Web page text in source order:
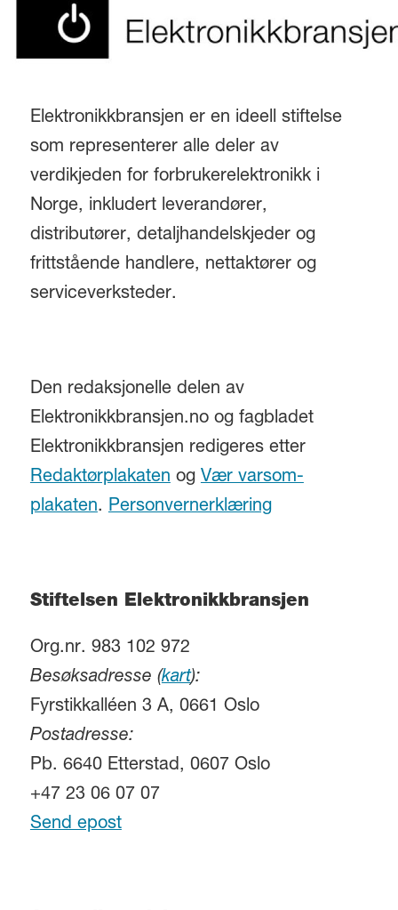
Elektronikkbransjen er en ideell stiftelse
som representerer alle deler av
verdikjeden for forbrukerelektronikk i
Norge, inkludert leverandører,
distributører, detaljhandelskjeder og
frittstående handlere, nettaktører og
serviceverksteder.
Den redaksjonelle delen av
Elektronikkbransjen.no og fagbladet
Elektronikkbransjen redigeres etter
Redaktørplakaten og Vær varsom-
plakaten. Personvernerklæring
Stiftelsen Elektronikkbransjen
Org.nr. 983 102 972
Besøksadresse (kart):
Fyrstikkalléen 3 A, 0661 Oslo
Postadresse:
Pb. 6640 Etterstad, 0607 Oslo
+47 23 06 07 07
Send epost